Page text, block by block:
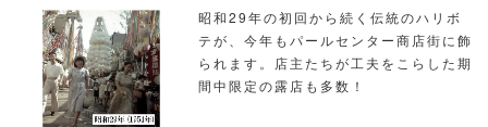
昭和29年の初回から続く伝統のハリボ
テが、今年もパールセンター商店街に飾
られます。店主たちが工夫をこらした期
間中限定の露店も多数！